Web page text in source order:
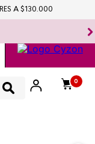
0
A $130.000